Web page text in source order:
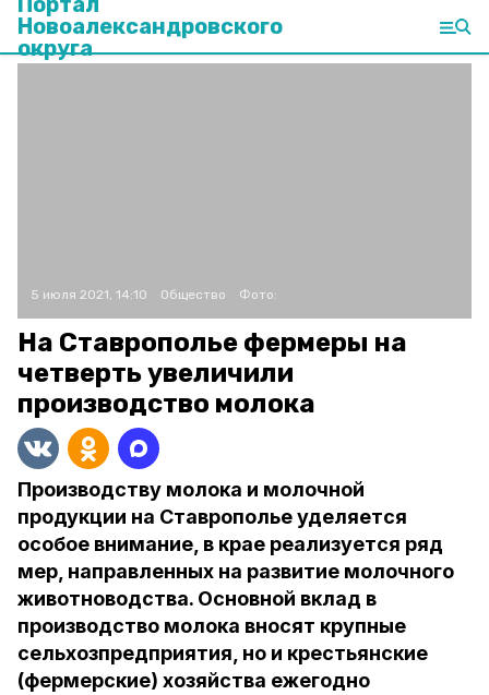
Новоалександровского
округа
5 июля 2021, 14:10 Общество Фото:
На Ставрополье фермеры на
четверть увеличили
производство молока
Производству молока и молочной
продукции на Ставрополье уделяется
особое внимание, в крае реализуется ряд
мер, направленных на развитие молочного
животноводства. Основной вклад в
производство молока вносят крупные
сельхозпредприятия, но и крестьянские
(фермерские) хозяйства ежегодно